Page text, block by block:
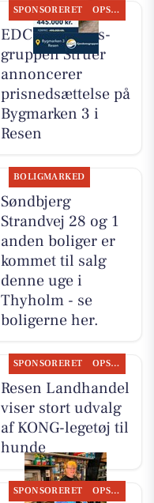
SPONSORERET OPSLAGSTAVLEN
EDC Ejen­doms­
grup­pen Struer
annoncerer
prisnedsættelse på
Bygmarken 3 i
Resen
BOLIGMARKED
Søndbjerg
Strandvej 28 og 1
anden boliger er
kommet til salg
denne uge i
Thyholm - se
boligerne her.
SPONSORERET OPSLAGSTAVLEN
Resen Landhandel
viser stort udvalg
af KONG-legetøj til
hunde
SPONSORERET OPSLAGSTAVLEN